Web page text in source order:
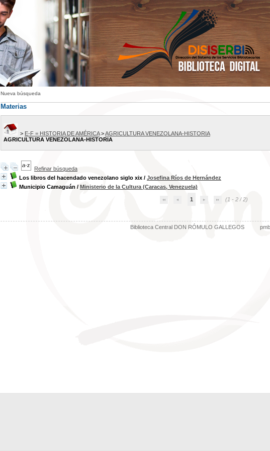
Nueva búsqueda
Materias
> E-F = HISTORIA DE AMÉRICA>AGRICULTURA VENEZOLANA-HISTORIA
AGRICULTURA VENEZOLANA-HISTORIA
Refinar búsqueda
Los libros del hacendado venezolano siglo xix / Josefina Ríos de Hernández
Municipio Camaguán / Ministerio de la Cultura (Caracas, Venezuela)
1 (1 - 2 / 2)
Biblioteca Central DON RÓMULO GALLEGOS pmb